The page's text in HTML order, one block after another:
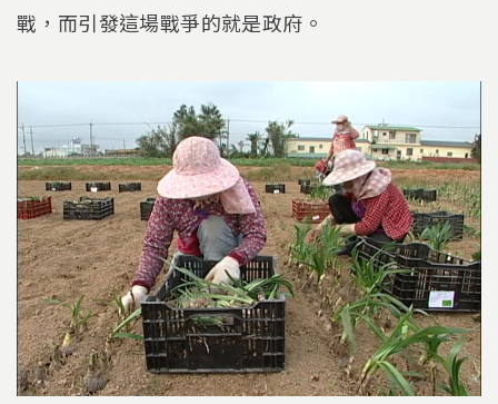
戰，而引發這場戰爭的就是政府。